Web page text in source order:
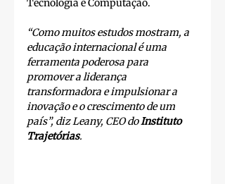
Tecnologia e Computação.
“Como muitos estudos mostram, a
educação internacional é uma
ferramenta poderosa para
promover a liderança
transformadora e impulsionar a
inovação e o crescimento de um
país”, diz Leany, CEO do Instituto
Trajetórias.